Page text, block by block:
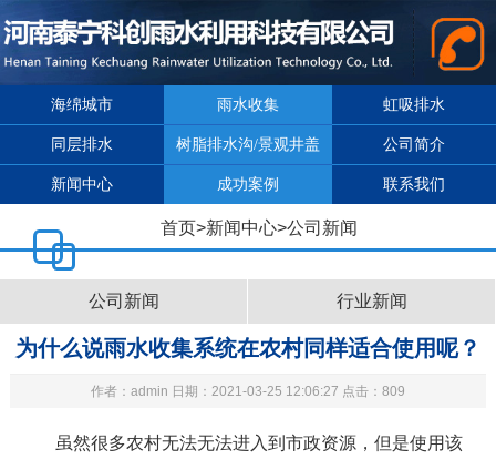
海绵城市 雨水收集 虹吸排水
同层排水 树脂排水沟/景观井盖 公司简介
新闻中心 成功案例 联系我们
首页>新闻中心>公司新闻
公司新闻 行业新闻
为什么说雨水收集系统在农村同样适合使用呢？
作者：admin 日期：2021-03-25 12:06:27 点击：809
虽然很多农村无法无法进入到市政资源，但是使用该